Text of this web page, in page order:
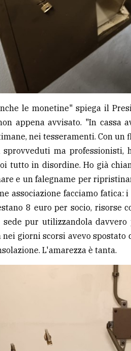
le monetine" spiega il
appena avvisato. "In cassa
nei tesseramenti. Con un
ma
tutto in disordine. Ho già
e un falegname per
associazione facciamo
8 euro per socio, risorse
pur utilizzandola davvero
giorni scorsi avevo
L'amarezza è tanta.